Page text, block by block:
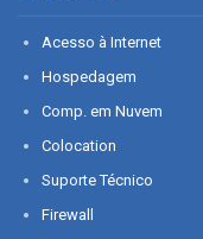
Acesso à Internet
Hospedagem
Comp. em Nuvem
Colocation
Suporte Técnico
Firewall